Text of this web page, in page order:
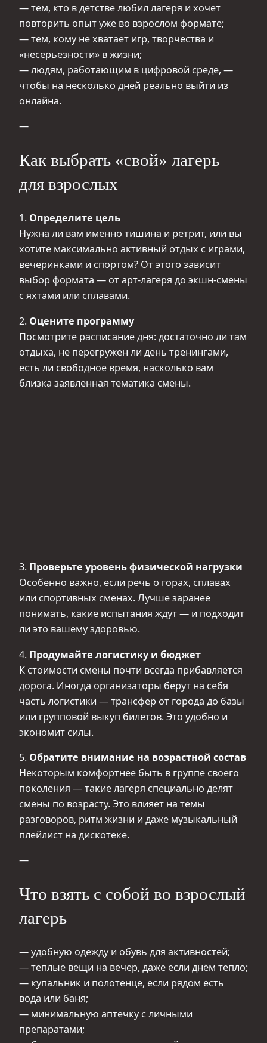
— тем, кто в детстве любил лагеря и хочет
повторить опыт уже во взрослом формате;
— тем, кому не хватает игр, творчества и
«несерьезности» в жизни;
— людям, работающим в цифровой среде, —
чтобы на несколько дней реально выйти из
онлайна.
—
Как выбрать «свой» лагерь
для взрослых
1. Определите цель
Нужна ли вам именно тишина и ретрит, или вы
хотите максимально активный отдых с играми,
вечеринками и спортом? От этого зависит
выбор формата — от арт-лагеря до экшн-смены
с яхтами или сплавами.
2. Оцените программу
Посмотрите расписание дня: достаточно ли там
отдыха, не перегружен ли день тренингами,
есть ли свободное время, насколько вам
близка заявленная тематика смены.
3. Проверьте уровень физической нагрузки
Особенно важно, если речь о горах, сплавах
или спортивных сменах. Лучше заранее
понимать, какие испытания ждут — и подходит
ли это вашему здоровью.
4. Продумайте логистику и бюджет
К стоимости смены почти всегда прибавляется
дорога. Иногда организаторы берут на себя
часть логистики — трансфер от города до базы
или групповой выкуп билетов. Это удобно и
экономит силы.
5. Обратите внимание на возрастной состав
Некоторым комфортнее быть в группе своего
поколения — такие лагеря специально делят
смены по возрасту. Это влияет на темы
разговоров, ритм жизни и даже музыкальный
плейлист на дискотеке.
—
Что взять с собой во взрослый
лагерь
— удобную одежду и обувь для активностей;
— теплые вещи на вечер, даже если днём тепло;
— купальник и полотенце, если рядом есть
вода или баня;
— минимальную аптечку с личными
препаратами;